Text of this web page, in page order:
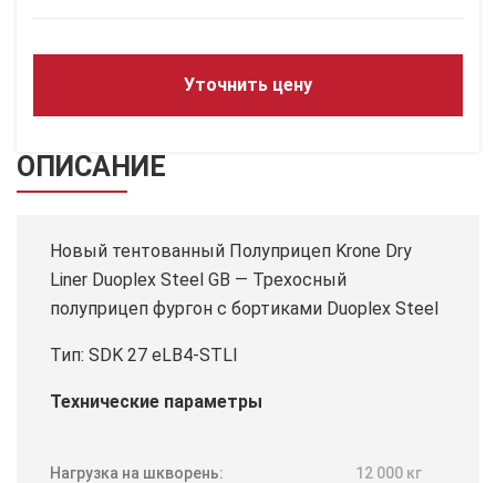
Уточнить цену
ОПИСАНИЕ
Новый тентованный Полуприцеп Krone Dry
Liner Duoplex Steel GB — Трехосный
полуприцеп фургон с бортиками Duoplex Steel
Тип: SDK 27 eLB4-STLI
Технические параметры
Нагрузка на шкворень: 12 000 кг